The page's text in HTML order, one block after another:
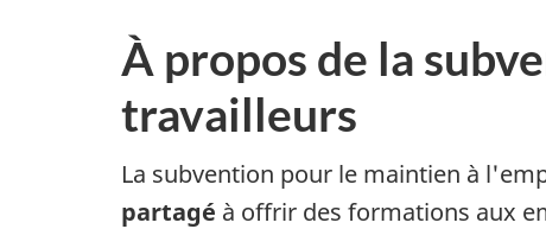
À propos de la
travailleurs
La subvention pour le maintien à
partagé à offrir des formations aux